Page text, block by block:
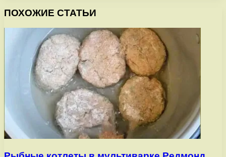
ПОХОЖИЕ СТАТЬИ